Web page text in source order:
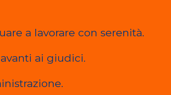
a lavorare con serenità.
ai giudici.